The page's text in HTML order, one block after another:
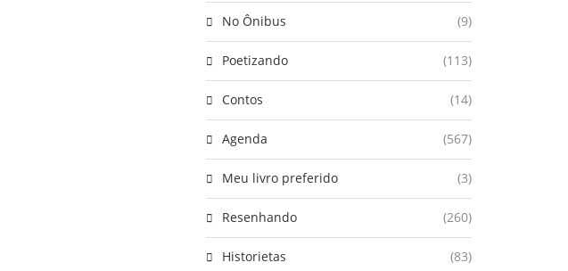
No Ônibus (9)
Poetizando (113)
Contos (14)
Agenda (567)
Meu livro preferido (3)
Resenhando (260)
Historietas (83)